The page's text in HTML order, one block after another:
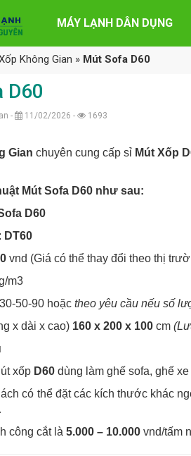
MÁY LẠNH DÂN DỤNG
Không Gian » Mút Sofa D60
D60
- 11/02/2026 - 1693
Gian chuyên cung cấp sỉ Mút Xốp
Mút Sofa D60 như sau:
D60
DT60
vnd (Giá có thể thay đổi theo thị
m3
50-90 hoặc theo yêu cầu nếu số
x dài x cao) 160 x 200 x 100 cm
xốp D60 dùng làm ghế sofa, ghế
có thể đặt các kích thước khác
công cắt là 5.000 – 10.000 vnd/tấm